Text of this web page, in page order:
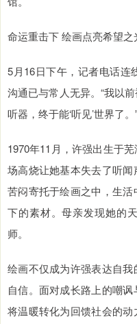
命运重击下 绘画点亮希望之
5月16日下午，记者电话连
沟通已与常人无异。“我以
听器，终于能‘听见’世界了
1970年11月，许强出生于
场高烧让她基本失去了听
苦闷寄托于绘画之中，生
下的素材。母亲发现她的
师。
绘画不仅成为许强表达自
自信。面对成长路上的嘲
将温暖转化为回馈社会的